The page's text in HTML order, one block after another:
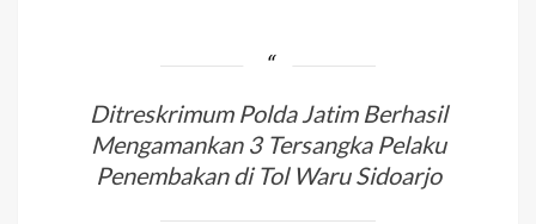
Ditreskrimum Polda Jatim Berhasil
Mengamankan 3 Tersangka Pelaku
Penembakan di Tol Waru Sidoarjo